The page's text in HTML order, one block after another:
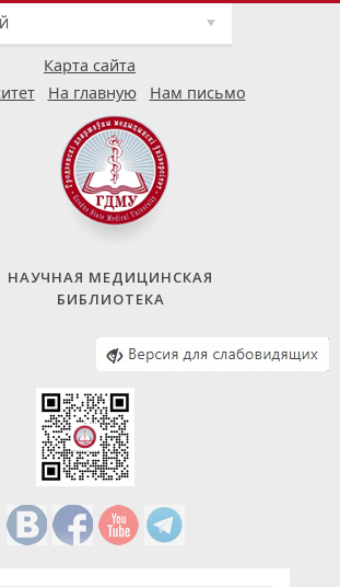
Карта сайта
На главную Нам письмо
НАУЧНАЯ МЕДИЦИНСКАЯ
БИБЛИОТЕКА